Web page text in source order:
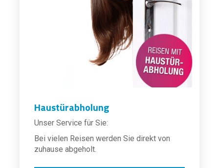
Haustürabholung
Unser Service für Sie:
Bei vielen Reisen werden Sie direkt von
zuhause abgeholt.